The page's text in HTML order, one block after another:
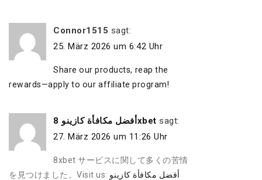
Connor1515 sagt:
25. März 2026 um 6:42 Uhr
Share our products, reap the
rewards—apply to our affiliate program!
أفضل مكافأة كازينو 8xbet sagt:
27. März 2026 um 11:26 Uhr
8xbet サービスに関して多くの苦情
を見つけました。Visit us: أفضل مكافأة كازينو